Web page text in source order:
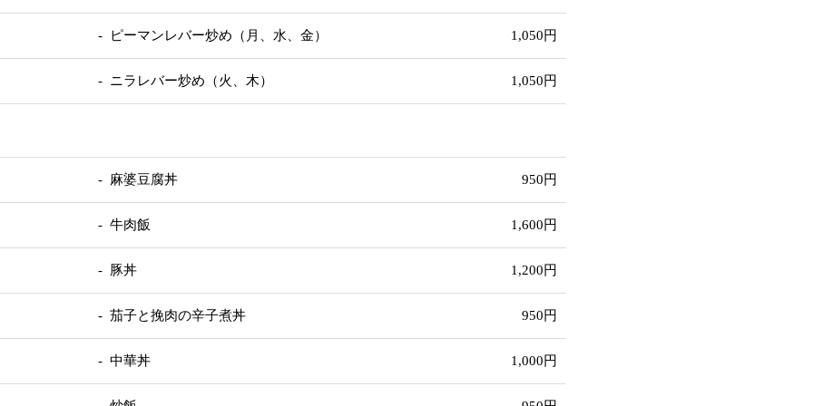
- ピーマンレバー炒め（月、水、金） 1,050円
- ニラレバー炒め（火、木） 1,050円
- 麻婆豆腐丼 950円
- 牛肉飯 1,600円
- 豚丼 1,200円
- 茄子と挽肉の辛子煮丼 950円
- 中華丼 1,000円